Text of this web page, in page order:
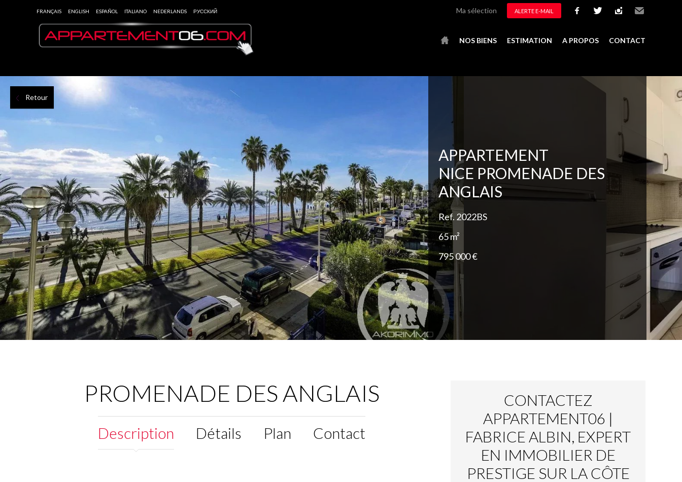
FRANÇAIS ENGLISH ESPAÑOL ITALIANO NEDERLANDS РУССКИЙ Ma sélection ALERTE E-MAIL
NOS BIENS ESTIMATION A PROPOS CONTACT
Retour
APPARTEMENT
NICE PROMENADE DES
ANGLAIS
Ref. 2022BS
65 m²
795 000 €
PROMENADE DES ANGLAIS
Description Détails Plan Contact
CONTACTEZ
APPARTEMENT06 |
FABRICE ALBIN, EXPERT
EN IMMOBILIER DE
PRESTIGE SUR LA CÔTE